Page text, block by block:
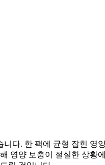
다. 한 팩에 균형 잡힌
영양 보충이 절실한 상